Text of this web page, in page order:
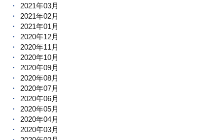
2021年03月
2021年02月
2021年01月
2020年12月
2020年11月
2020年10月
2020年09月
2020年08月
2020年07月
2020年06月
2020年05月
2020年04月
2020年03月